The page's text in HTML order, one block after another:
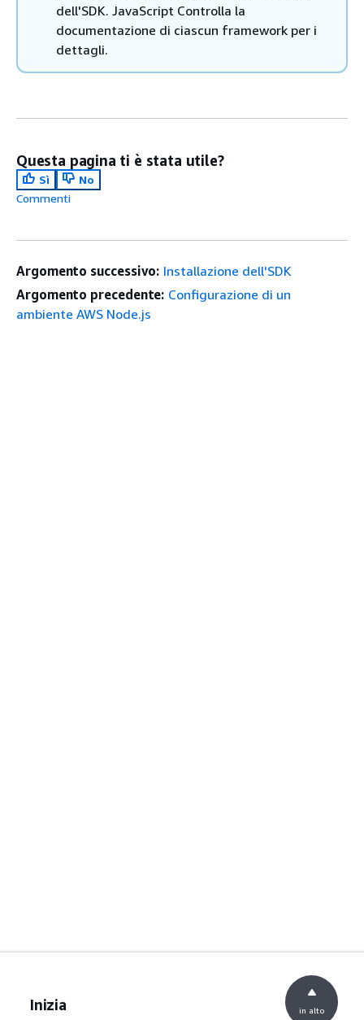
dell'SDK. JavaScript Controlla la
documentazione di ciascun framework per i
dettagli.
Questa pagina ti è stata utile?
Sì
No
Commenti
Argomento successivo: Installazione dell'SDK
Argomento precedente: Configurazione di un
ambiente AWS Node.js
Inizia in alto